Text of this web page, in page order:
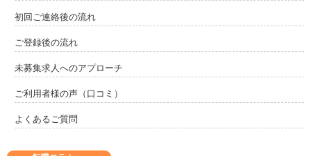
初回ご連絡後の流れ
ご登録後の流れ
未募集求人へのアプローチ
ご利用者様の声（口コミ）
よくあるご質問